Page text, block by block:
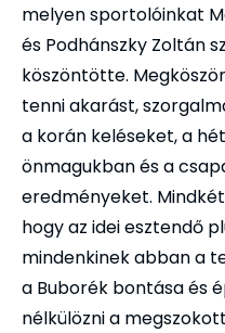
melyen sportolóinkat
és Podhánszky Zoltán
köszöntötte.
tenni akarást,
a korán keléseket, a
önmagukban és a
eredményeket.
hogy az idei esztendő
mindenkinek abban a
a Buborék bontása és
nélkülözni a